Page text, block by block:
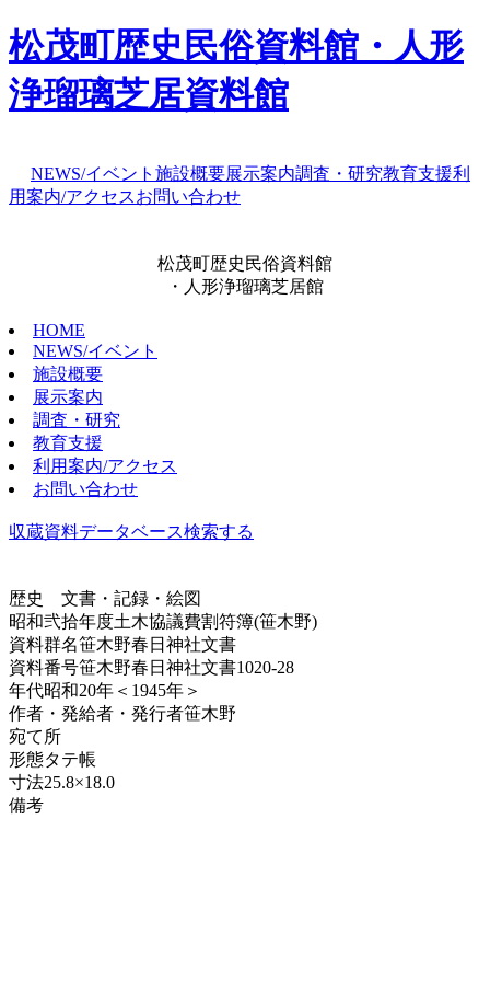
松茂町歴史民俗資料館・人形
浄瑠璃芝居資料館
NEWS/イベント 施設概要展示案内調査・研究教育支援利
用案内/アクセスお問い合わせ
松茂町歴史民俗資料館
・人形浄瑠璃芝居館
HOME
NEWS/イベント
施設概要
展示案内
調査・研究
教育支援
利用案内/アクセス
お問い合わせ
収蔵資料データベース検索する
歴史
文書・記録・絵図
昭和弐拾年度土木協議費割符簿(笹木野)
資料群名笹木野春日神社文書
資料番号笹木野春日神社文書1020-28
年代昭和20年＜1945年＞
作者・発給者・発行者笹木野
宛て所
形態タテ帳
寸法25.8×18.0
備考